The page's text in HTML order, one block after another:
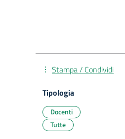
Stampa / Condividi
Tipologia
Docenti
Tutte